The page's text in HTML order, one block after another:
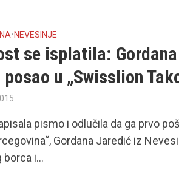
• NEVESINJE
se isplatila:
u „Swisslion
pismo i odlučila da ga prvo
Gordana Jaredić iz
i...